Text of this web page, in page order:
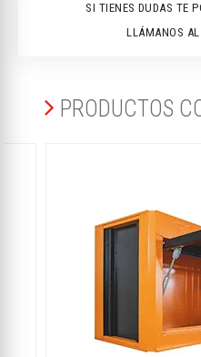
SI TIENES DUDAS TE
LLÁMANOS
PRODUCTOS